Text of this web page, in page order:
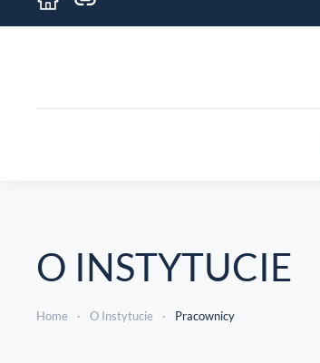
O INSTYTUCIE
Home O Instytucie Pracownicy